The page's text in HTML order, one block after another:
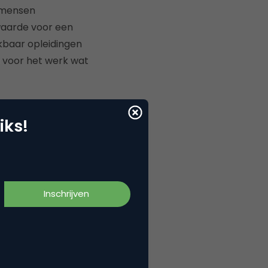
voor een
opleidingen
het werk wat
dat sommige
kunnen